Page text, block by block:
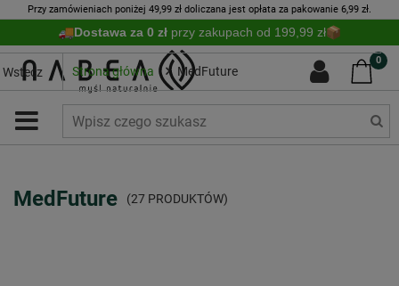
Przy zamówieniach poniżej 49,99 zł doliczana jest opłata za pakowanie 6,99 zł.
Dostawa za 0 zł przy zakupach od 199,99 zł
0
Wstecz Strona główna MedFuture
MedFuture (27 PRODUKTÓW)